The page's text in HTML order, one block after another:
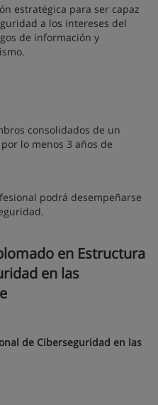
estratégica para ser capaz
a los intereses del
de información y
consolidados de un
lo menos 3 años de
podrá desempeñarse
en Estructura
en las
de Ciberseguridad en las